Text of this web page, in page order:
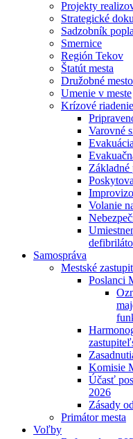
Projekty
Strategické
Sadzobník
Smernice
Región Tekov
Štatút mesta
Družobné
Umenie v meste
Krízové riadenie
Varovné
Evakuácia
Základné
Volanie
Samospráva
Mestské
Poslanci
Komisie
Účasť
2026
Zásady
Primátor mesta
Voľby